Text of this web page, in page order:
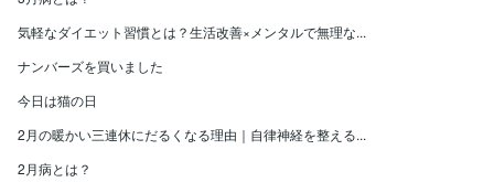
気軽なダイエット習慣とは？生活改善×メンタルで無理な...
ナンバーズを買いました
今日は猫の日
2月の暖かい三連休にだるくなる理由｜自律神経を整える...
2月病とは？